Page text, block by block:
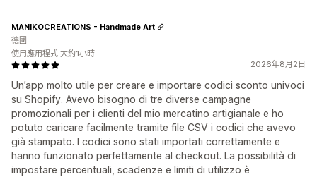
2026年8月2日
Un’app molto utile per creare e importare codici sconto univoci
su Shopify. Avevo bisogno di tre diverse campagne
promozionali per i clienti del mio mercatino artigianale e ho
potuto caricare facilmente tramite file CSV i codici che avevo
già stampato. I codici sono stati importati correttamente e
hanno funzionato perfettamente al checkout. La possibilità di
impostare percentuali, scadenze e limiti di utilizzo è
MANIKOCREATIONS - Handmade Art
德國
使用應用程式 大約1小時